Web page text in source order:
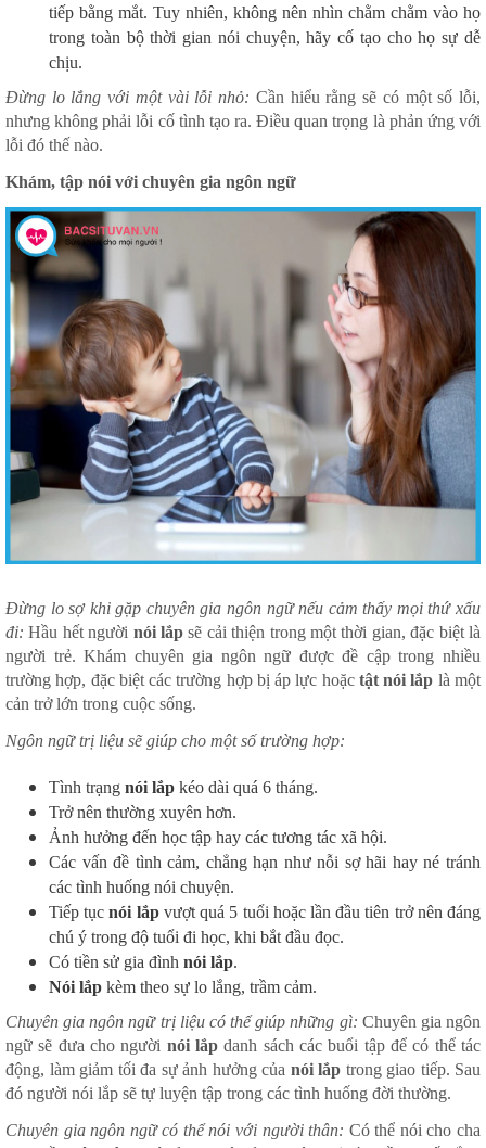
tiếp bằng mắt. Tuy nhiên, không nên nhìn chằm chằm vào họ
trong toàn bộ thời gian nói chuyện, hãy cố tạo cho họ sự dễ
chịu.
Đừng lo lắng với một vài lỗi nhỏ: Cần hiểu rằng sẽ có một số lỗi,
nhưng không phải lỗi cố tình tạo ra. Điều quan trọng là phản ứng với
lỗi đó thế nào.
Khám, tập nói với chuyên gia ngôn ngữ
Đừng lo sợ khi gặp chuyên gia ngôn ngữ nếu cảm thấy mọi thứ xấu
đi: Hầu hết người nói lắp sẽ cải thiện trong một thời gian, đặc biệt là
người trẻ. Khám chuyên gia ngôn ngữ được đề cập trong nhiều
trường hợp, đặc biệt các trường hợp bị áp lực hoặc tật nói lắp là một
cản trở lớn trong cuộc sống.
Ngôn ngữ trị liệu sẽ giúp cho một số trường hợp:
Tình trạng nói lắp kéo dài quá 6 tháng.
Trở nên thường xuyên hơn.
Ảnh hưởng đến học tập hay các tương tác xã hội.
Các vấn đề tình cảm, chẳng hạn như nỗi sợ hãi hay né tránh
các tình huống nói chuyện.
Tiếp tụcnói lắpvượt quá 5 tuổi hoặc lần đầu tiên trở nên đáng
chú ý trong độ tuổi đi học, khi bắt đầu đọc.
Có tiền sử gia đình nói lắp.
Nói lắp kèm theo sự lo lắng, trầm cảm.
Chuyên gia ngôn ngữ trị liệu có thể giúp những gì: Chuyên gia ngôn
ngữ sẽ đưa cho người nói lắp danh sách các buổi tập để có thể tác
động, làm giảm tối đa sự ảnh hưởng của nói lắp trong giao tiếp. Sau
đó người nói lắp sẽ tự luyện tập trong các tình huống đời thường.
Chuyên gia ngôn ngữ có thể nói với người thân: Có thể nói cho cha